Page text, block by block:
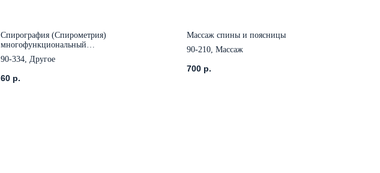
Спирография (Спирометрия)
многофункциональный
автоматизированный спирограф
90-334, Другое
60 р.
Массаж спины и поясницы
90-210, Массаж
700 р.